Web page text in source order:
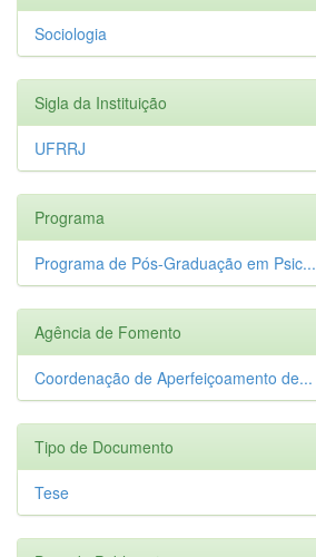
Sociologia
Sigla da Instituição
UFRRJ
Programa
Programa de Pós-Graduação em Psic...
Agência de Fomento
Coordenação de Aperfeiçoamento de...
Tipo de Documento
Tese